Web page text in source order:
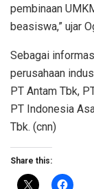
pembinaan
beasiswa,” ujar
Sebagai
perusahaan
PT Antam Tbk,
PT Indonesia
Tbk. (cnn)
Share this: